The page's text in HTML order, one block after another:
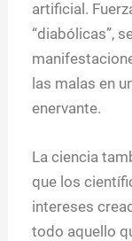
artificial.
“diabólicas”,
las malas en
enervante.
La ciencia
que los
intereses
todo aquello